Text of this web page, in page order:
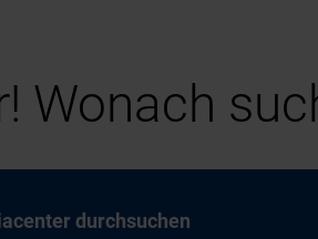
Wonach
durchsuchen